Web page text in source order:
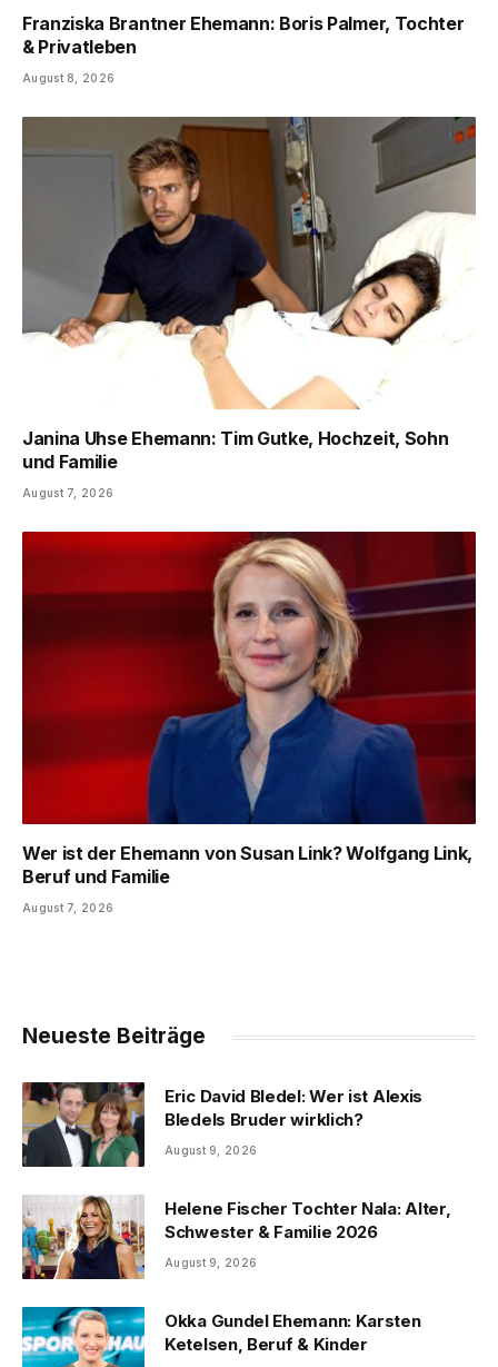
Franziska Brantner Ehemann: Boris Palmer, Tochter
& Privatleben
August 8, 2026
Janina Uhse Ehemann: Tim Gutke, Hochzeit, Sohn
und Familie
August 7, 2026
Wer ist der Ehemann von Susan Link? Wolfgang Link,
Beruf und Familie
August 7, 2026
Neueste Beiträge
Eric David Bledel: Wer ist Alexis
Bledels Bruder wirklich?
August 9, 2026
Helene Fischer Tochter Nala: Alter,
Schwester & Familie 2026
August 9, 2026
Okka Gundel Ehemann: Karsten
Ketelsen, Beruf & Kinder